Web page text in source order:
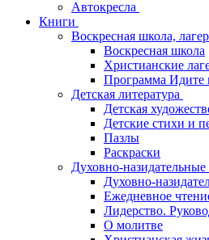
Автокресла
Книги
Воскресная школа,
Воскресная школа
Христианские
Программа Идите
Детская литература
Детская
Детские стихи и
Пазлы
Раскраски
Духовно-назидательные
Духовно-
Ежедневное
Лидерство.
О молитве